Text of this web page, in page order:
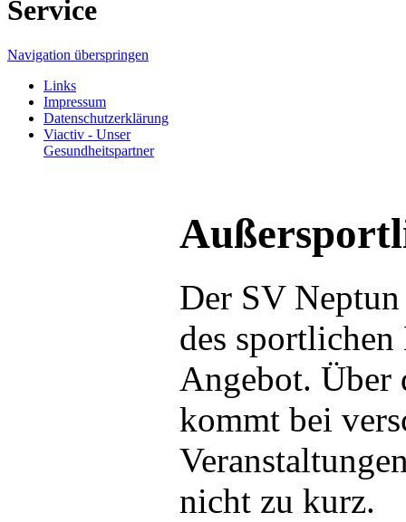
Service
Navigation überspringen
Links
Impressum
Datenschutzerklärung
Viactiv - Unser
Gesundheitspartner
Der SV
des
Angebot. Über
kommt bei
nicht zu kurz.